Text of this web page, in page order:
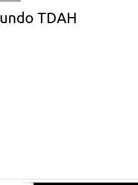
TDAH